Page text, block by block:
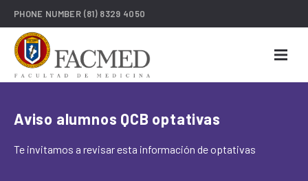
PHONE NUMBER (81) 8329 4050
Aviso alumnos QCB optativas
Te invitamos a revisar esta información de optativas